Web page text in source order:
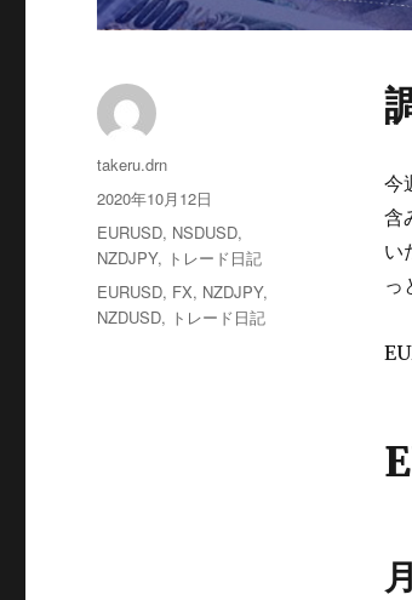
今
含
い
っ
投
稿
takeru.drn
投
稿
日:
2020年10月12日
カ
テ
ゴ
リ
EURUSD, NSDUSD,
NZDJPY, トレード日記
タ
グ
EURUSD, FX, NZDJPY,
NZDUSD, トレード日記